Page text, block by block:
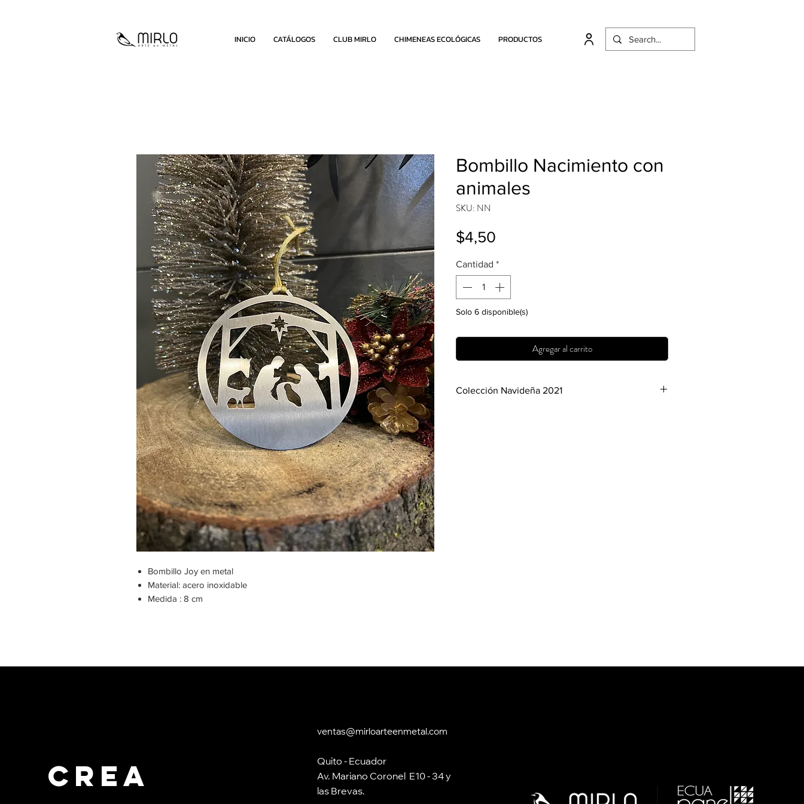
INICIO CATÁLOGOS CLUB MIRLO CHIMENEAS ECOLÓGICAS PRODUCTOS
Bombillo Joy en metal
Material: acero inoxidable
Medida : 8 cm
Bombillo Nacimiento con
animales
SKU: NN
$4,50
Cantidad *
Solo 6 disponible(s)
Agregar al carrito
Colección Navideña 2021
Crea
ventas@mirloarteenmetal.com
Quito - Ecuador
Av. Mariano Coronel E10 - 34 y
las Brevas.